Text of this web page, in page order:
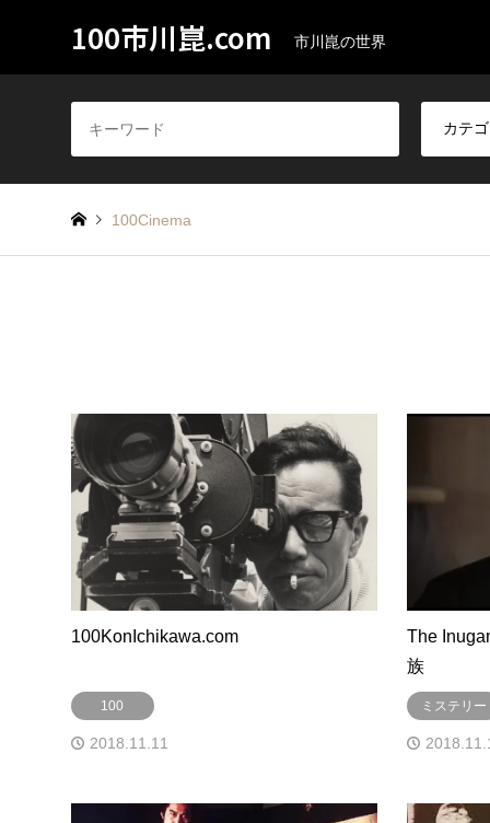
100市川崑.com 市川崑の世界
100Cinema
100KonIchikawa.com
100
2018.11.11
The
族
ミステリー